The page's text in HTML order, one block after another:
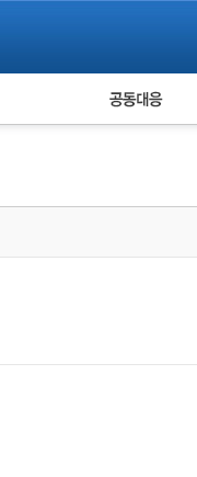
피해자 공동대응